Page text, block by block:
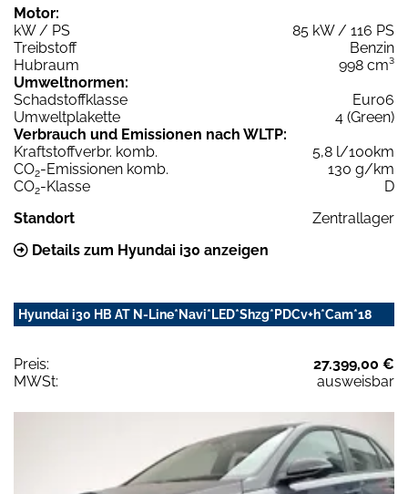
Motor:
kW / PS
85 kW / 116 PS
Treibstoff
Benzin
Hubraum
998 cm³
Umweltnormen:
Schadstoffklasse
Euro6
Umweltplakette
4 (Green)
Verbrauch und Emissionen nach WLTP:
Kraftstoffverbr. komb.
5,8 l/100km
CO2-Emissionen komb.
130 g/km
CO2-Klasse
D
Standort
Zentrallager
Details zum Hyundai i30 anzeigen
Hyundai i30 HB AT N-Line*Navi*LED*Shzg*PDCv+h*Cam*18
Preis:
27.399,00 €
MWSt:
ausweisbar